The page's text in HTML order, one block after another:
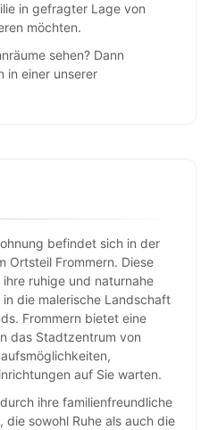
in gefragter Lage von
möchten.
sehen? Dann
in einer unserer
befindet sich in der
Ortsteil Frommern. Diese
ruhige und naturnahe
die malerische Landschaft
Frommern bietet eine
das Stadtzentrum von
auf Sie warten.
ihre familienfreundliche
sowohl Ruhe als auch die